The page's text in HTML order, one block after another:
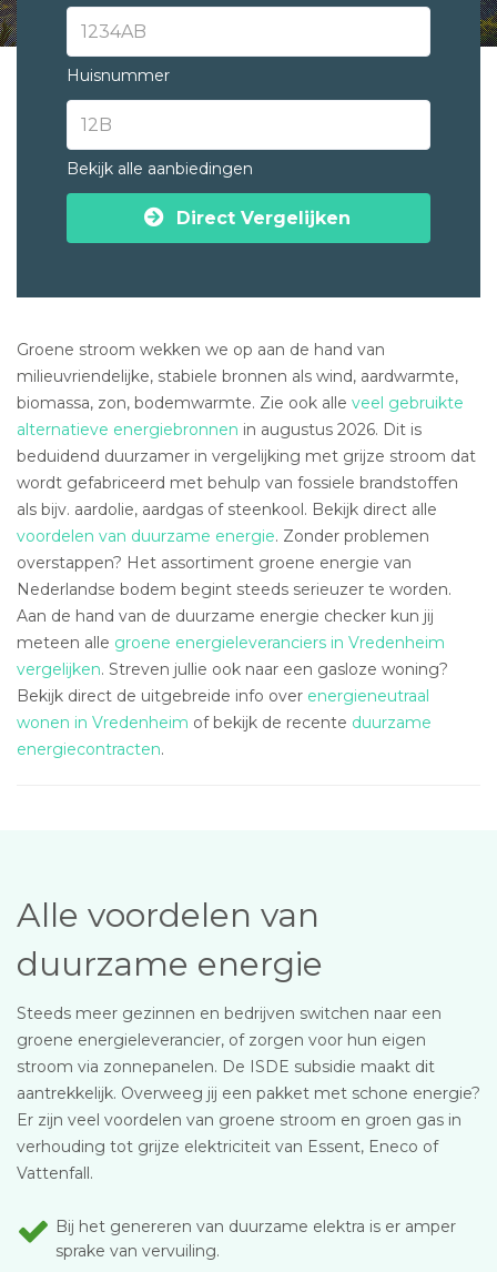
Huisnummer
Bekijk alle aanbiedingen
Direct Vergelijken
Groene stroom wekken we op aan de hand van
milieuvriendelijke, stabiele bronnen als wind, aardwarmte,
biomassa, zon, bodemwarmte. Zie ook alle veel gebruikte
alternatieve energiebronnen in augustus 2026. Dit is
beduidend duurzamer in vergelijking met grijze stroom dat
wordt gefabriceerd met behulp van fossiele brandstoffen
als bijv. aardolie, aardgas of steenkool. Bekijk direct alle
voordelen van duurzame energie. Zonder problemen
overstappen? Het assortiment groene energie van
Nederlandse bodem begint steeds serieuzer te worden.
Aan de hand van de duurzame energie checker kun jij
meteen alle groene energieleveranciers in Vredenheim
vergelijken. Streven jullie ook naar een gasloze woning?
Bekijk direct de uitgebreide info over energieneutraal
wonen in Vredenheim of bekijk de recente duurzame
energiecontracten.
Alle voordelen van
duurzame energie
Steeds meer gezinnen en bedrijven switchen naar een
groene energieleverancier, of zorgen voor hun eigen
stroom via zonnepanelen. De ISDE subsidie maakt dit
aantrekkelijk. Overweeg jij een pakket met schone energie?
Er zijn veel voordelen van groene stroom en groen gas in
verhouding tot grijze elektriciteit van Essent, Eneco of
Vattenfall.
Bij het genereren van duurzame elektra is er amper
sprake van vervuiling.